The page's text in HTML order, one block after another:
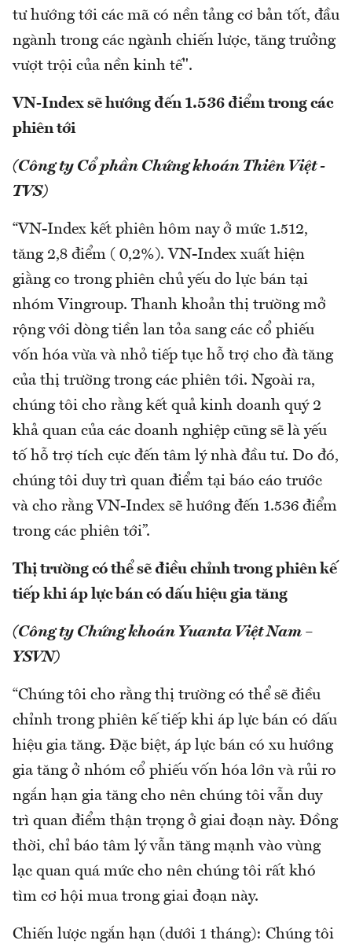
tư hướng tới các mã có nền tảng cơ bản tốt, đầu
ngành trong các ngành chiến lược, tăng trưởng
vượt trội của nền kinh tế".
VN-Index sẽ hướng đến 1.536 điểm trong các
phiên tới
(Công ty Cổ phần Chứng khoán Thiên Việt -
TVS)
“VN-Index kết phiên hôm nay ở mức 1.512,
tăng 2,8 điểm ( 0,2%). VN-Index xuất hiện
giằng co trong phiên chủ yếu do lực bán tại
nhóm Vingroup. Thanh khoản thị trường mở
rộng với dòng tiền lan tỏa sang các cổ phiếu
vốn hóa vừa và nhỏ tiếp tục hỗ trợ cho đà tăng
của thị trường trong các phiên tới. Ngoài ra,
chúng tôi cho rằng kết quả kinh doanh quý 2
khả quan của các doanh nghiệp cũng sẽ là yếu
tố hỗ trợ tích cực đến tâm lý nhà đầu tư. Do đó,
chúng tôi duy trì quan điểm tại báo cáo trước
và cho rằng VN-Index sẽ hướng đến 1.536 điểm
trong các phiên tới”.
Thị trường có thể sẽ điều chỉnh trong phiên kế
tiếp khi áp lực bán có dấu hiệu gia tăng
(Công ty Chứng khoán Yuanta Việt Nam –
YSVN)
“Chúng tôi cho rằng thị trường có thể sẽ điều
chỉnh trong phiên kế tiếp khi áp lực bán có dấu
hiệu gia tăng. Đặc biệt, áp lực bán có xu hướng
gia tăng ở nhóm cổ phiếu vốn hóa lớn và rủi ro
ngắn hạn gia tăng cho nên chúng tôi vẫn duy
trì quan điểm thận trọng ở giai đoạn này. Đồng
thời, chỉ báo tâm lý vẫn tăng mạnh vào vùng
lạc quan quá mức cho nên chúng tôi rất khó
tìm cơ hội mua trong giai đoạn này.
Chiến lược ngắn hạn (dưới 1 tháng): Chúng tôi